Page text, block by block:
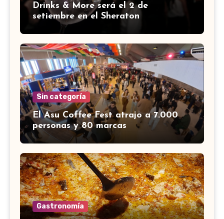
Drinks & More será el 2 de
setiembre en el Sheraton
Sin categoría
El Asu Coffee Fest atrajo a 7.000
personas y 80 marcas
Gastronomía